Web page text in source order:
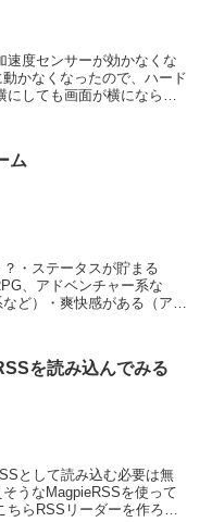
かなくなったので、ハード
ム
・ステータスが貯まる
、アドベンチャー系な
ど）・爽快感がある（アク
を読み込んでみる
として読み込む必要は無
うなMagpieRSSを使って
らRSSリーダーを作ろう -